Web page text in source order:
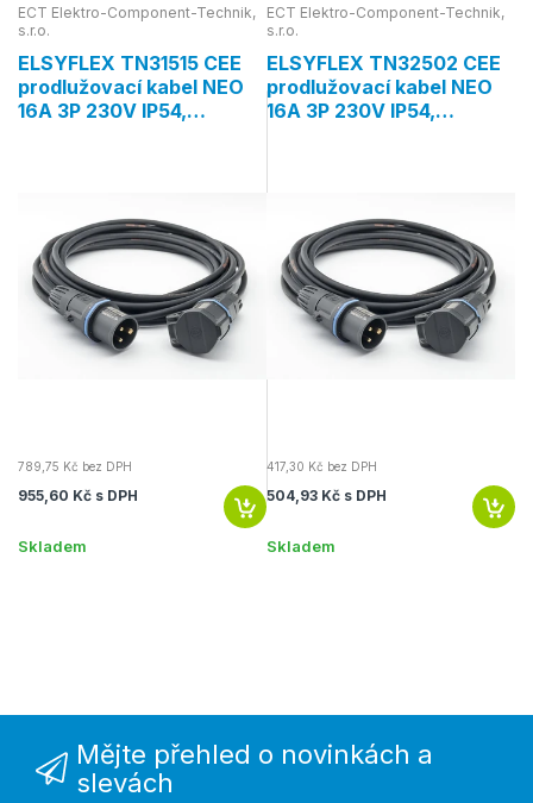
ECT Elektro-Component-Technik,
s.r.o.
ELSYFLEX TN31515 CEE
prodlužovací kabel NEO
16A 3P 230V IP54,
789,75 Kč bez DPH
955,60 Kč s DPH
Skladem
ECT Elektro-Component-Technik,
s.r.o.
ELSYFLEX TN32502 CEE
prodlužovací kabel NEO
16A 3P 230V IP54,
417,30 Kč bez DPH
504,93 Kč s DPH
Skladem
Mějte přehled o novinkách a
slevách